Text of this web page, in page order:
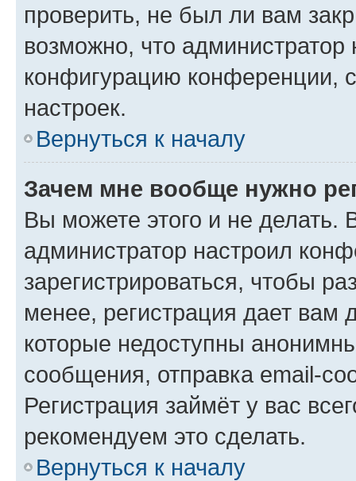
проверить, не был ли вам
возможно, что администратор
конфигурацию конференции,
настроек.
Вернуться к началу
Зачем мне вообще нужно
Вы можете этого и не делать.
администратор настроил
зарегистрироваться, чтобы
менее, регистрация дает вам
которые недоступны
сообщения, отправка email-
Регистрация займёт у вас
рекомендуем это сделать.
Вернуться к началу